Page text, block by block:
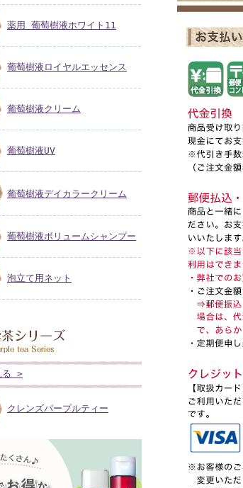
薬用 葡萄樹液ホワイト11
葡萄樹液ロイヤルエッセンス
葡萄樹液クリーム
葡萄樹液UV
葡萄樹液デイカラークリーム
葡萄樹液ボリュームシャンプー
泡立て用ネット
る >
クレンズパープルティー